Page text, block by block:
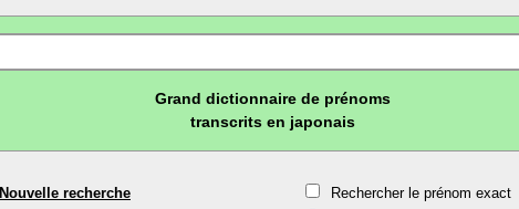
Grand dictionnaire de prénoms
transcrits en japonais
Nouvelle recherche
Rechercher le prénom exact